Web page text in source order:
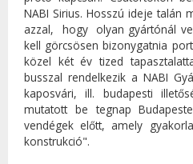
NABI Sirius. Hosszú ideje talán
azzal, hogy olyan gyártónál
kell görcsösen bizonygatnia
közel két év tized
busszal rendelkezik a NABI
kaposvári, ill. budapesti
mutatott be tegnap
vendégek előtt, amely
konstrukció".